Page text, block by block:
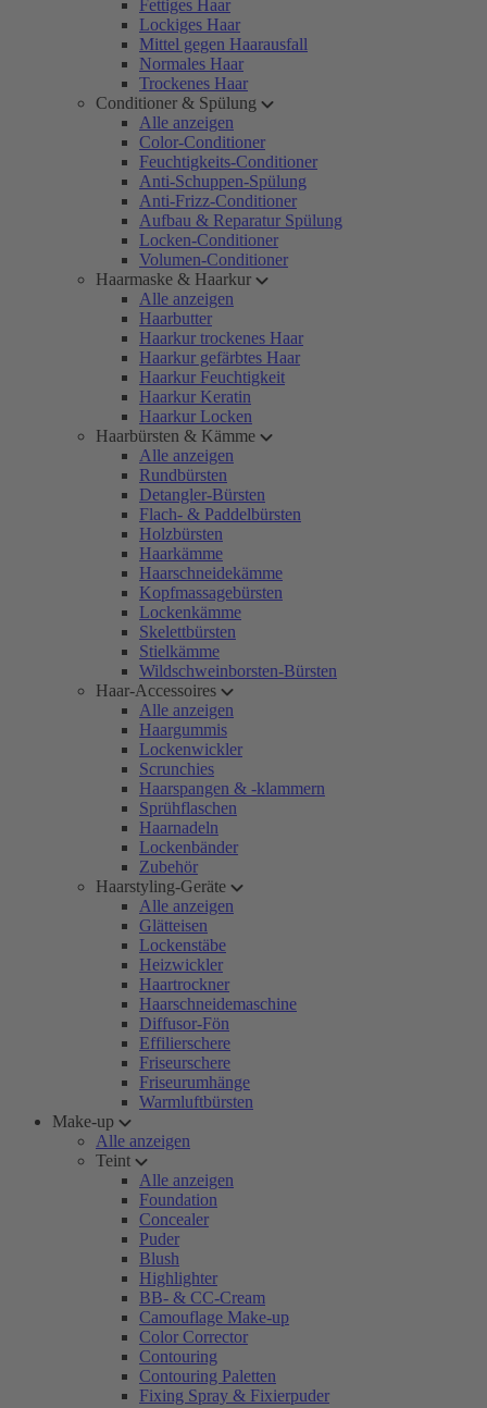
Fettiges Haar
Lockiges Haar
Mittel gegen Haarausfall
Normales Haar
Trockenes Haar
Conditioner & Spülung
Alle anzeigen
Color-Conditioner
Feuchtigkeits-Conditioner
Anti-Schuppen-Spülung
Anti-Frizz-Conditioner
Aufbau & Reparatur Spülung
Locken-Conditioner
Volumen-Conditioner
Haarmaske & Haarkur
Alle anzeigen
Haarbutter
Haarkur trockenes Haar
Haarkur gefärbtes Haar
Haarkur Feuchtigkeit
Haarkur Keratin
Haarkur Locken
Haarbürsten & Kämme
Alle anzeigen
Rundbürsten
Detangler-Bürsten
Flach- & Paddelbürsten
Holzbürsten
Haarkämme
Haarschneidekämme
Kopfmassagebürsten
Lockenkämme
Skelettbürsten
Stielkämme
Wildschweinborsten-Bürsten
Haar-Accessoires
Alle anzeigen
Haargummis
Lockenwickler
Scrunchies
Haarspangen & -klammern
Sprühflaschen
Haarnadeln
Lockenbänder
Zubehör
Haarstyling-Geräte
Alle anzeigen
Glätteisen
Lockenstäbe
Heizwickler
Haartrockner
Haarschneidemaschine
Diffusor-Fön
Effilierschere
Friseurschere
Friseurumhänge
Warmluftbürsten
Make-up
Alle anzeigen
Teint
Alle anzeigen
Foundation
Concealer
Puder
Blush
Highlighter
BB- & CC-Cream
Camouflage Make-up
Color Corrector
Contouring
Contouring Paletten
Fixing Spray & Fixierpuder